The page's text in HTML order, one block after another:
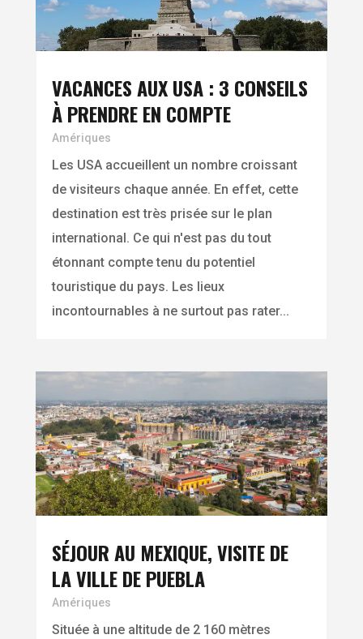
VACANCES AUX USA : 3 CONSEILS
À PRENDRE EN COMPTE
Amériques
Les USA accueillent un nombre croissant
de visiteurs chaque année. En effet, cette
destination est très prisée sur le plan
international. Ce qui n'est pas du tout
étonnant compte tenu du potentiel
touristique du pays. Les lieux
incontournables à ne surtout pas rater...
SÉJOUR AU MEXIQUE, VISITE DE
LA VILLE DE PUEBLA
Amériques
Située à une altitude de 2 160 mètres